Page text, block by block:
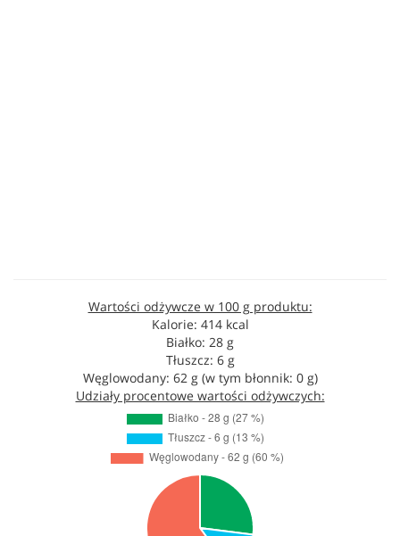
Wartości odżywcze w 100 g produktu:
Kalorie: 414 kcal
Białko: 28 g
Tłuszcz: 6 g
Węglowodany: 62 g (w tym błonnik: 0 g)
Udziały procentowe wartości odżywczych: